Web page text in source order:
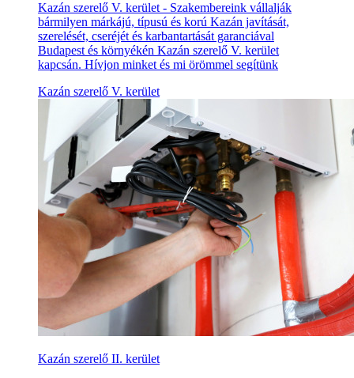
Kazán szerelő V. kerület - Szakembereink vállalják
bármilyen márkájú, típusú és korú Kazán javítását,
szerelését, cseréjét és karbantartását garanciával
Budapest és környékén Kazán szerelő V. kerület
kapcsán. Hívjon minket és mi örömmel segítünk
Kazán szerelő V. kerület
Kazán szerelő II. kerület